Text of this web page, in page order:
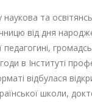
та
від дня
педагогині,
в Інституті
відбулася
школи,